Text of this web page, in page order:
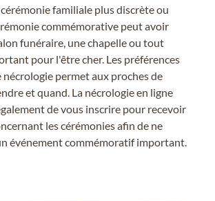
familiale plus discrète ou
commémorative peut avoir
funéraire, une chapelle ou tout
pour l'être cher. Les préférences
permet aux proches de
et quand. La nécrologie en ligne
de vous inscrire pour recevoir
les cérémonies afin de ne
événement commémoratif important.